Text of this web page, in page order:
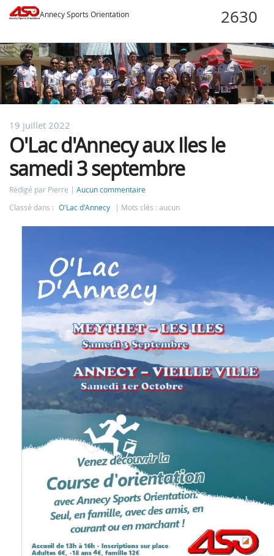
Annecy Sports Orientation
19 juillet 2022
O'Lac d'Annecy aux Iles le
samedi 3 septembre
Rédigé par Pierre
Aucun commentaire
Classé dans : O'Lac d'Annecy Mots clés : aucun